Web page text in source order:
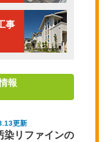
事
報
更新
染リファインの